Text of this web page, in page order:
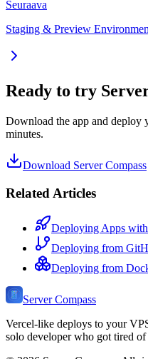
Seuraava
Staging & Preview
Ready to try
Download the app and deploy
minutes.
Download Server Compass
Related Articles
Deploying Apps
Deploying from
Deploying from
Server Compass
Vercel-like deploys to your
solo developer who got tired of